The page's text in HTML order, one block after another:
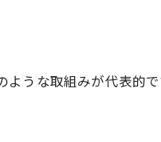
屋調査士のワークスタ
リーンの両立ポイント
ンなやりがいの本質
うな取組みが代表的で
こちら
こちら